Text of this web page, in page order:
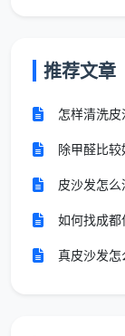
有无清晰保
万一出现
四、成都
长尾问题
推荐文章
怎样清洗皮
除甲醛比较
皮沙发怎
如何找成都
真皮沙发